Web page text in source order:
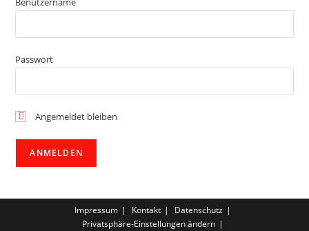
Passwort
Angemeldet bleiben
Impressum Kontakt
Datenschutz
Privatsphäre-Einstellungen ändern